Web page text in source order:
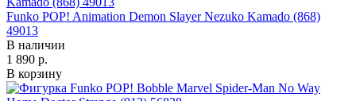
Funko POP! Animation Demon Slayer Nezuko Kamado (868)
49013
В наличии
1 890 р.
В корзину